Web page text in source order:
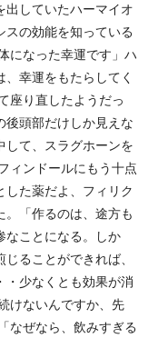
出していたハーマイオ
スの効能を知っている
なった幸運です」ハ
幸運をもたらしてく
り直したようだっ
後頭部だけしか見えな
して、スラグホーンを
ィンドールにもう十点
した薬だよ、フィリク
。「作るのは、途方も
なことになる。しか
ることができれば、
・少なくとも効果が消
けないんですか、先
ぜなら、飲みすぎる